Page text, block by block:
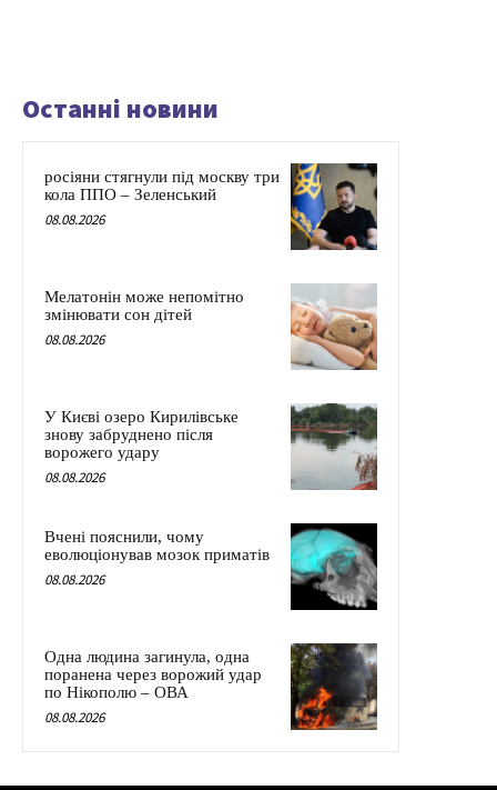
Останні новини
росіяни стягнули під москву три
кола ППО – Зеленський
08.08.2026
Мелатонін може непомітно
змінювати сон дітей
08.08.2026
У Києві озеро Кирилівське
знову забруднено після
ворожего удару
08.08.2026
Вчені пояснили, чому
еволюціонував мозок приматів
08.08.2026
Одна людина загинула, одна
поранена через ворожий удар
по Нікополю – ОВА
08.08.2026